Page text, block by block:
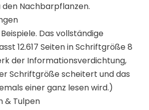
den Nachbarpflanzen.
Das vollständige
12.617 Seiten in Schriftgröße 8
der Informationsverdichtung,
Schriftgröße scheitert und das
einer ganz lesen wird.)
& Tulpen